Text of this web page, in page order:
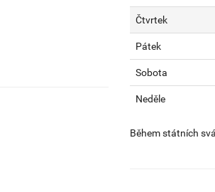
Čtvrtek
Pátek
Sobota
Neděle
Během státních